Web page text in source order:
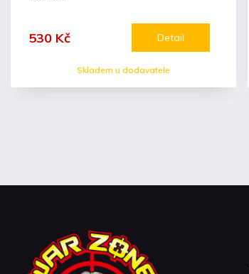
Skladem u dodavatele
530 Kč Detail